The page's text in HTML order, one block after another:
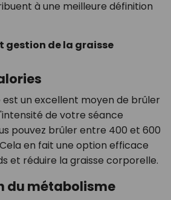
à une meilleure définition
gestion de la graisse
est un excellent moyen de brûler
de votre séance
pouvez brûler entre 400 et 600
en fait une option efficace
et réduire la graisse corporelle.
du métabolisme